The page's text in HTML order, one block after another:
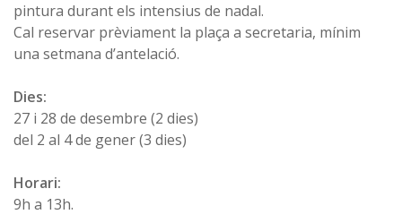
pintura durant els intensius de nadal.
Cal reservar prèviament la plaça a secretaria, mínim
una setmana d’antelació.
Dies:
27 i 28 de desembre (2 dies)
del 2 al 4 de gener (3 dies)
Horari:
9h a 13h.